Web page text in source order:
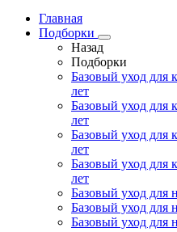
Главная
Подборки
Назад
Подборки
Базовый уход для
лет
Базовый уход для
лет
Базовый уход для
лет
Базовый уход для
лет
Базовый уход для
Базовый уход для
Базовый уход для